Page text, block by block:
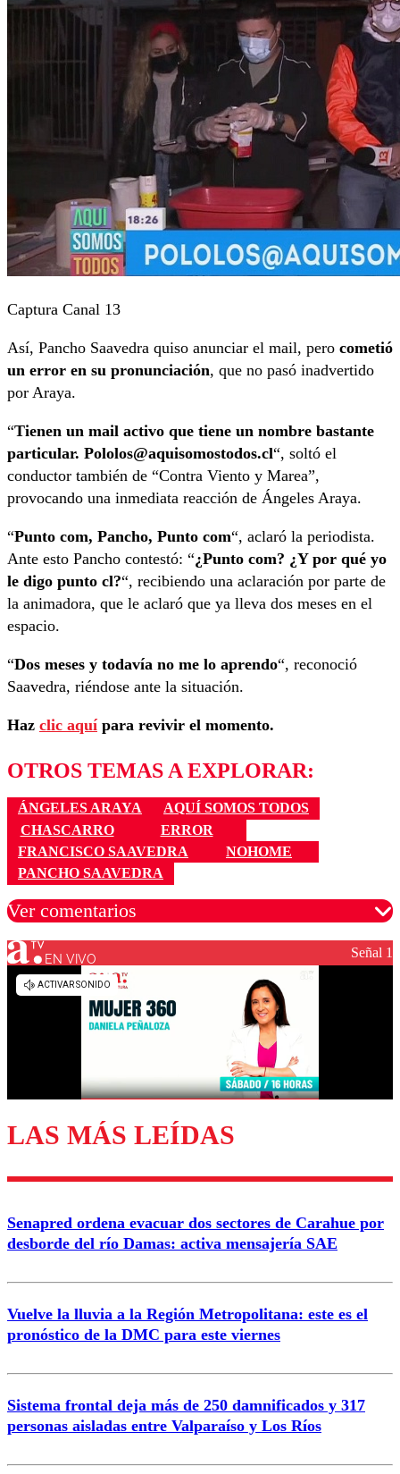
Captura Canal 13
Así, Pancho Saavedra quiso anunciar el mail, pero cometió
un error en su pronunciación, que no pasó inadvertido
por Araya.
“Tienen un mail activo que tiene un nombre bastante
particular. Pololos@aquisomostodos.cl“, soltó el
conductor también de “Contra Viento y Marea”,
provocando una inmediata reacción de Ángeles Araya.
“Punto com, Pancho, Punto com“, aclaró la periodista.
Ante esto Pancho contestó: “¿Punto com? ¿Y por qué yo
le digo punto cl?“, recibiendo una aclaración por parte de
la animadora, que le aclaró que ya lleva dos meses en el
espacio.
“Dos meses y todavía no me lo aprendo“, reconoció
Saavedra, riéndose ante la situación.
Haz clic aquí para revivir el momento.
OTROS TEMAS A EXPLORAR:
ÁNGELES ARAYA
AQUÍ SOMOS TODOS
CHASCARRO
ERROR
FRANCISCO SAAVEDRA
NOHOME
PANCHO SAAVEDRA
Ver comentarios
Los comentarios son moderados para garantizar un
diálogo respetuoso.
Enviar comentario
EN VIVO Señal 1
LAS MÁS LEÍDAS
Senapred ordena evacuar dos sectores de Carahue por
desborde del río Damas: activa mensajería SAE
Vuelve la lluvia a la Región Metropolitana: este es el
pronóstico de la DMC para este viernes
Sistema frontal deja más de 250 damnificados y 317
personas aisladas entre Valparaíso y Los Ríos